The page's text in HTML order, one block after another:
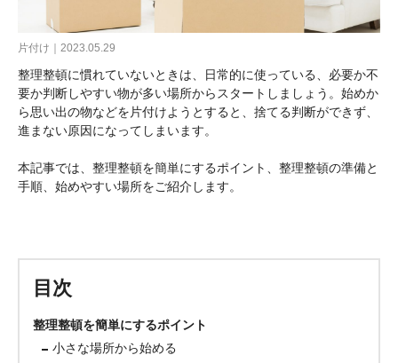
片付け｜2023.05.29
整理整頓に慣れていないときは、日常的に使っている、必要か不
要か判断しやすい物が多い場所からスタートしましょう。始めか
ら思い出の物などを片付けようとすると、捨てる判断ができず、
進まない原因になってしまいます。
本記事では、整理整頓を簡単にするポイント、整理整頓の準備と
手順、始めやすい場所をご紹介します。
目次
整理整頓を簡単にするポイント
小さな場所から始める